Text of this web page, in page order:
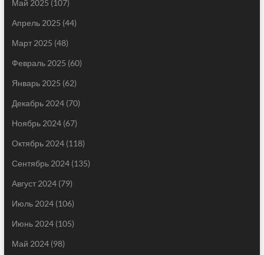
Май 2025 (107)
Апрель 2025 (44)
Март 2025 (48)
Февраль 2025 (60)
Январь 2025 (62)
Декабрь 2024(70)
Ноябрь 2024(67)
Октябрь 2024(118)
Сентябрь 2024(135)
Август 2024(79)
Июль 2024(106)
Июнь 2024(105)
Май 2024(98)